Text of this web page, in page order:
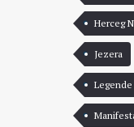
Herceg
Jezera
Legende